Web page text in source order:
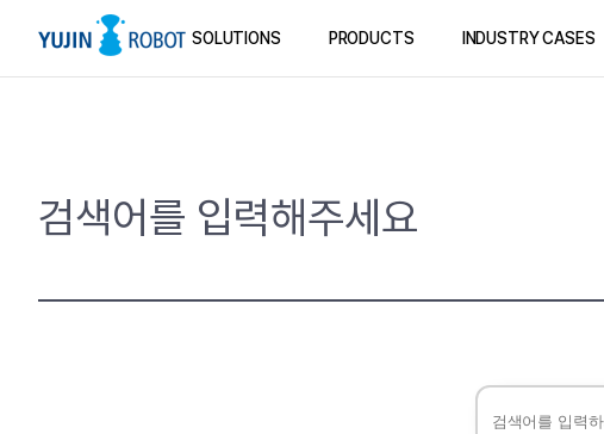
SOLUTIONS PRODUCTS INDUSTRY CASES
검색어를 입력해주세요